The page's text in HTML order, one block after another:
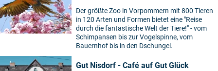
©
Der größte Zoo in Vorpommern mit 800 Tieren
in 120 Arten und Formen bietet eine "Reise
durch die fantastische Welt der Tiere!" - vom
Schimpansen bis zur Vogelspinne, vom
Bauernhof bis in den Dschungel.
Gut Nisdorf - Café auf Gut Glück